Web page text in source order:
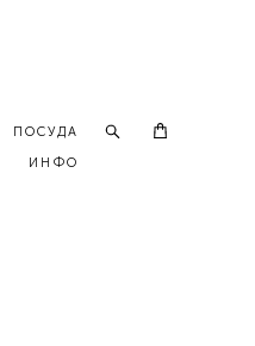
ПОСУДА
ИНФО